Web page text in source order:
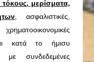
μερίσματα,
, ασφαλιστικές,
κατά το ήμισυ
με συνδεδεμένες